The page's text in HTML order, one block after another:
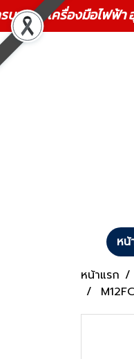
บวงจร เครื่องมือไฟ
หน้
หน้าแรก